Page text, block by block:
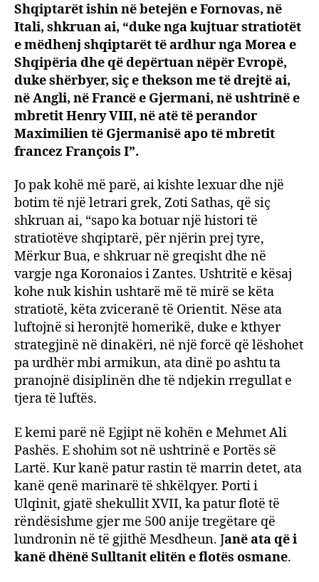
Shqiptarët ishin në betejën e Fornovas, në
Itali, shkruan ai, “duke nga kujtuar stratiotët
e mëdhenj shqiptarët të ardhur nga Morea e
Shqipëria dhe që depërtuan nëpër Evropë,
duke shërbyer, siç e thekson me të drejtë ai,
në Angli, në Francë e Gjermani, në ushtrinë e
mbretit Henry VIII, në atë të perandor
Maximilien të Gjermanisë apo të mbretit
francez François I”.
Jo pak kohë më parë, ai kishte lexuar dhe një
botim të një letrari grek, Zoti Sathas, që siç
shkruan ai, “sapo ka botuar një histori të
stratiotëve shqiptarë, për njërin prej tyre,
Mërkur Bua, e shkruar në greqisht dhe në
vargje nga Koronaios i Zantes. Ushtritë e kësaj
kohe nuk kishin ushtarë më të mirë se këta
stratiotë, këta zviceranë të Orientit. Nëse ata
luftojnë si heronjtë homerikë, duke e kthyer
strategjinë në dinakëri, në një forcë që lëshohet
pa urdhër mbi armikun, ata dinë po ashtu ta
pranojnë disiplinën dhe të ndjekin rregullat e
tjera të luftës.
E kemi parë në Egjipt në kohën e Mehmet Ali
Pashës. E shohim sot në ushtrinë e Portës së
Lartë. Kur kanë patur rastin të marrin detet, ata
kanë qenë marinarë të shkëlqyer. Porti i
Ulqinit, gjatë shekullit XVII, ka patur flotë të
rëndësishme gjer me 500 anije tregëtare që
lundronin në të gjithë Mesdheun. Janë ata që i
kanë dhënë Sulltanit elitën e flotës osmane.